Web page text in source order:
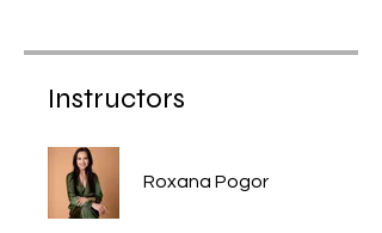
Instructors
Roxana Pogor